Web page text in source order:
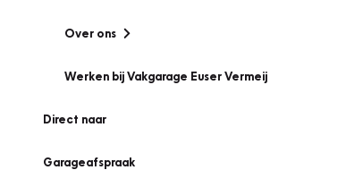
Over ons
Werken bij Vakgarage Euser Vermeij
Direct naar
Garageafspraak